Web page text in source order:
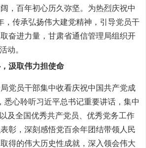
，百年初心历久弥坚。为热烈庆祝中
，传承弘扬伟大建党精神，引导党员干
奋进力量，甘肃省通信管理局组织开
动。
汲取伟力担使命
党员干部集中收看庆祝中国共产党成
悉心聆听习近平总书记重要讲话，集中
及全国优秀共产党员、优秀党务工作
彰，深刻感悟党百余年团结带领人民
得的伟大历史性成就，深入领会伟大